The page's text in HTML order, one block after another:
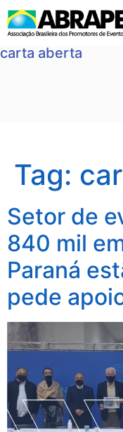
carta aberta
Tag:
Setor de
840 mil
Paraná
pede